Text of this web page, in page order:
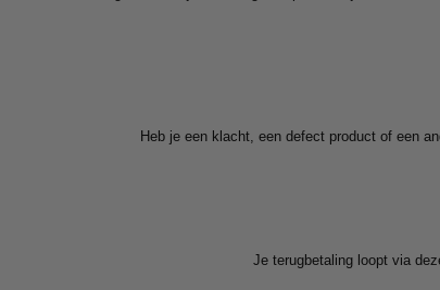
Heb je een klacht, een defect product of een
Je terugbetaling loopt via